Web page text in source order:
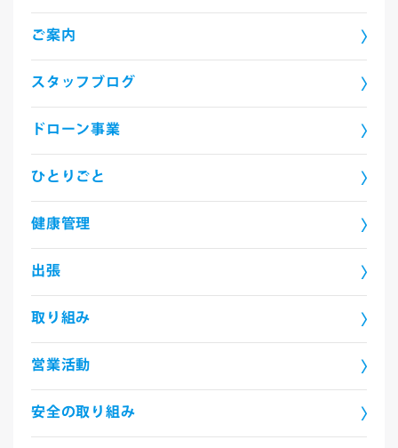
ご案内
スタッフブログ
ドローン事業
ひとりごと
健康管理
出張
取り組み
営業活動
安全の取り組み